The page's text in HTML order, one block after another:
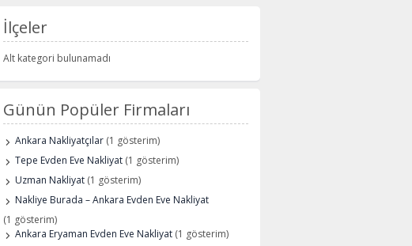
İlçeler
Alt kategori bulunamadı
Günün Popüler Firmaları
Ankara Nakliyatçılar (1 gösterim)
Tepe Evden Eve Nakliyat (1 gösterim)
Uzman Nakliyat (1 gösterim)
Nakliye Burada – Ankara Evden Eve Nakliyat
(1 gösterim)
Ankara Eryaman Evden Eve Nakliyat (1 gösterim)